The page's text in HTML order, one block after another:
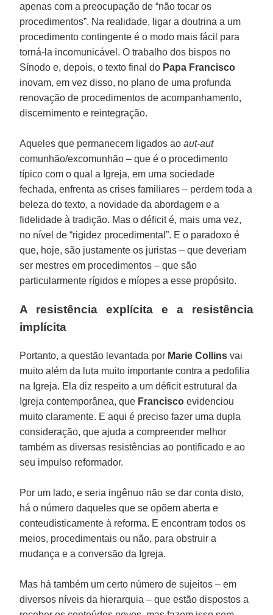
apenas com a preocupação de “não tocar os
procedimentos”. Na realidade, ligar a doutrina a um
procedimento contingente é o modo mais fácil para
torná-la incomunicável. O trabalho dos bispos no
Sínodo e, depois, o texto final do Papa Francisco
inovam, em vez disso, no plano de uma profunda
renovação de procedimentos de acompanhamento,
discernimento e reintegração.
Aqueles que permanecem ligados aoaut-aut
comunhão/excomunhão – que é o procedimento
típico com o qual a Igreja, em uma sociedade
fechada, enfrenta as crises familiares – perdem toda a
beleza do texto, a novidade da abordagem e a
fidelidade à tradição. Mas o déficit é, mais uma vez,
no nível de “rigidez procedimental”. E o paradoxo é
que, hoje, são justamente os juristas – que deveriam
ser mestres em procedimentos – que são
particularmente rígidos e míopes a esse propósito.
A resistência explícita e a resistência
implícita
Portanto, a questão levantada por Marie Collins vai
muito além da luta muito importante contra a pedofilia
na Igreja. Ela diz respeito a um déficit estrutural da
Igreja contemporânea, que Francisco evidenciou
muito claramente. E aqui é preciso fazer uma dupla
consideração, que ajuda a compreender melhor
também as diversas resistências ao pontificado e ao
seu impulso reformador.
Por um lado, e seria ingênuo não se dar conta disto,
há o número daqueles que se opõem aberta e
conteudisticamente à reforma. E encontram todos os
meios, procedimentais ou não, para obstruir a
mudança e a conversão da Igreja.
Mas há também um certo número de sujeitos – em
diversos níveis da hierarquia – que estão dispostos a